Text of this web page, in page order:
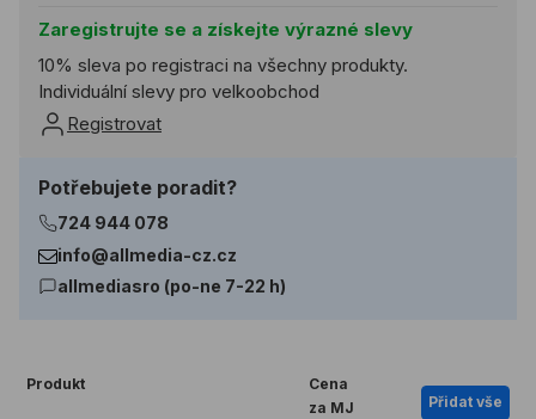
Zaregistrujte se a získejte výrazné slevy
10% sleva po registraci na všechny produkty.
Individuální slevy pro velkoobchod
Registrovat
Potřebujete poradit?
724 944 078
info@allmedia-cz.cz
allmediasro (po-ne 7-22 h)
Produkt
Cena
za MJ
Přidat vše